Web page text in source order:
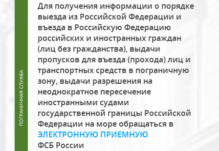
Для получения информации о порядке
выезда из Российской Федерации и
въезда в Российскую Федерацию
российских и иностранных граждан
(лиц без гражданства), выдачи
пропусков для въезда (прохода) лиц и
транспортных средств в пограничную
зону, выдачи разрешения на
неоднократное пересечение
иностранными судами
государственной границы Российской
Федерации на море обращаться в
ЭЛЕКТРОННУЮ ПРИЕМНУЮ
ФСБ России